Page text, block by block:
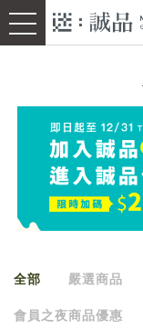
全部 嚴選商品
會員之夜商品優惠